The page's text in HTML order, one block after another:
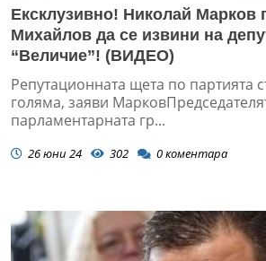
Ексклузивно! Николай Марков
Михайлов да се извини на
“Величие”! (ВИДЕО)
Репутационната щета по партията
голяма, заяви
парламентарната гр...
26 юни 24 302 0коментара